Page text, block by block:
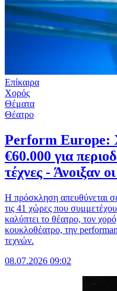
Επίκαιρα
Χορός
Θέματα
Θέατρο
Perform Europe:
€60.000 για
τέχνες - Άνοιξαν
Η πρόσκληση απευθύνεται
τις 41 χώρες που
καλύπτει το θέατρο, τον
κουκλοθέατρο, την
τεχνών.
08.07.2026 09:02